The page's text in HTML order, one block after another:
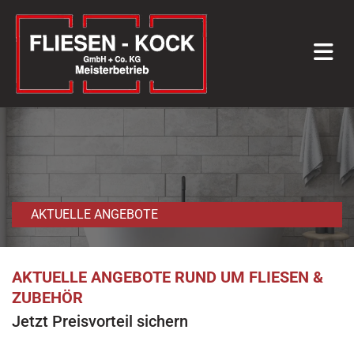
Zum Inhalt springen
AKTUELLE ANGEBOTE
AKTUELLE ANGEBOTE RUND UM FLIESEN &
ZUBEHÖR
Jetzt Preisvorteil sichern